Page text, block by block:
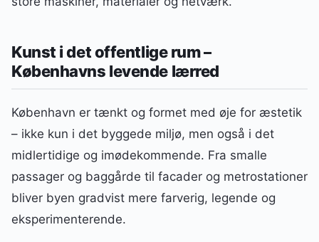
Kunst i det offentlige rum –
Københavns levende lærred
København er tænkt og formet med øje for æstetik
– ikke kun i det byggede miljø, men også i det
midlertidige og imødekommende. Fra smalle
passager og baggårde til facader og metrostationer
bliver byen gradvist mere farverig, legende og
eksperimenterende.